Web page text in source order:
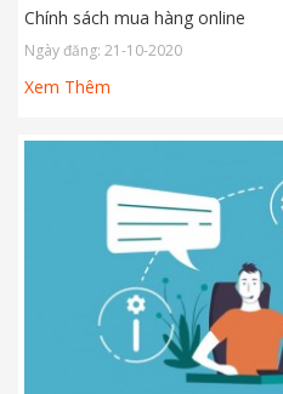
Chính sách mua hàng online
Ngày đăng: 21-10-2020
Xem Thêm